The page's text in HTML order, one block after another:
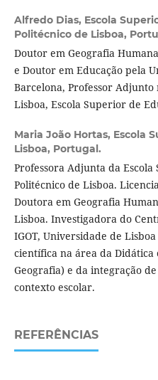
Alfredo Dias, Escola
Politécnico de Lisboa,
Doutor em Geografia
e Doutor em Educação pela
Barcelona, Professor
Lisboa, Escola Superior de
Maria João Hortas, Escola
Lisboa, Portugal.
Professora Adjunta da
Politécnico de Lisboa.
Doutora em Geografia
Lisboa. Investigadora do
IGOT, Universidade de
científica na área da Didática
Geografia) e da integração
contexto escolar.
REFERÊNCIAS